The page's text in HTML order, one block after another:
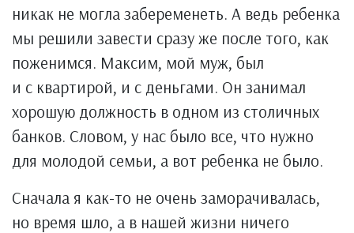
никак не могла забеременеть. А ведь ребенка
мы решили завести сразу же после того, как
поженимся. Максим, мой муж, был
и с квартирой, и с деньгами. Он занимал
хорошую должность в одном из столичных
банков. Словом, у нас было все, что нужно
для молодой семьи, а вот ребенка не было.
Сначала я как-то не очень заморачивалась,
но время шло, а в нашей жизни ничего